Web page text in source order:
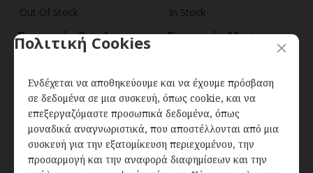
Πολιτική Cookies
Ενδέχεται να αποθηκεύουμε και να έχουμε πρόσβαση
σε δεδομένα σε μια συσκευή, όπως cookie, και να
επεξεργαζόμαστε προσωπικά δεδομένα, όπως
μοναδικά αναγνωριστικά, που αποστέλλονται από μια
συσκευή για την εξατομίκευση περιεχομένου, την
προσαρμογή και την αναφορά διαφημίσεων και την
Out Of Stock
Γυναικεία Suede
Μοκασίνια με Ethnic
Χάντρες – Μπεζ
29,00€
In Stock
Γυναικεία Μαύρα
Loafers με αγκράφα
29,00€